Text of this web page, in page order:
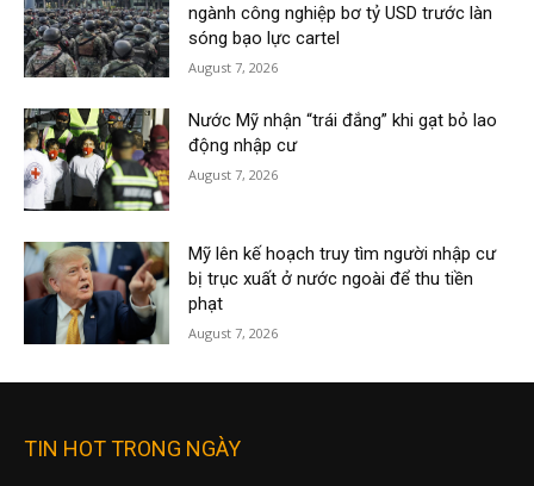
ngành công nghiệp bơ tỷ USD trước làn
sóng bạo lực cartel
August 7, 2026
Nước Mỹ nhận “trái đắng” khi gạt bỏ lao
động nhập cư
August 7, 2026
Mỹ lên kế hoạch truy tìm người nhập cư
bị trục xuất ở nước ngoài để thu tiền
phạt
August 7, 2026
TIN HOT TRONG NGÀY